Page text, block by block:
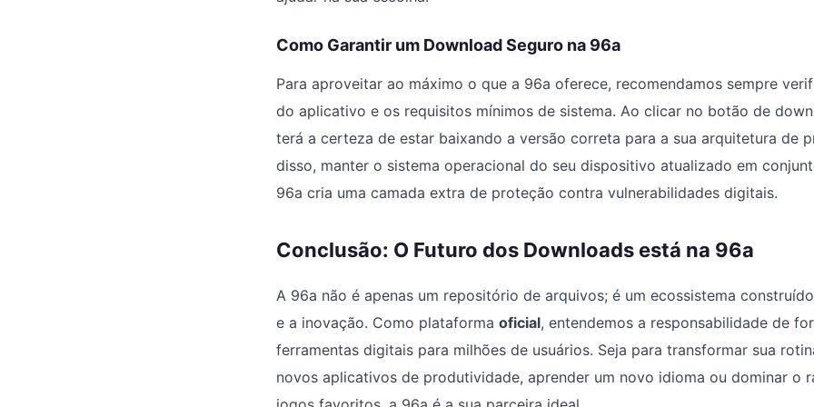
Como Garantir um Download Seguro na 96a
Para aproveitar ao máximo o que a 96a oferece, recomendamos sempre
do aplicativo e os requisitos mínimos de sistema. Ao clicar no botão de
terá a certeza de estar baixando a versão correta para a sua arquitetura de
disso, manter o sistema operacional do seu dispositivo atualizado em
96a cria uma camada extra de proteção contra vulnerabilidades digitais.
Conclusão: O Futuro dos Downloads está na 96a
A 96a não é apenas um repositório de arquivos; é um ecossistema
e a inovação. Como plataforma oficial, entendemos a responsabilidade de
ferramentas digitais para milhões de usuários. Seja para transformar sua
novos aplicativos de produtividade, aprender um novo idioma ou dominar o